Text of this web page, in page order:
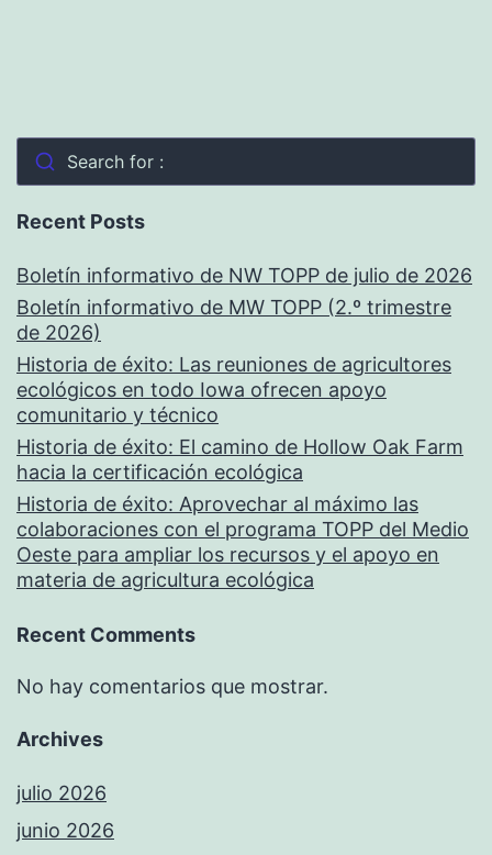
Search for :
Recent Posts
Boletín informativo de NW TOPP de julio de 2026
Boletín informativo de MW TOPP (2.º trimestre
de 2026)
Historia de éxito: Las reuniones de agricultores
ecológicos en todo Iowa ofrecen apoyo
comunitario y técnico
Historia de éxito: El camino de Hollow Oak Farm
hacia la certificación ecológica
Historia de éxito: Aprovechar al máximo las
colaboraciones con el programa TOPP del Medio
Oeste para ampliar los recursos y el apoyo en
materia de agricultura ecológica
Recent Comments
No hay comentarios que mostrar.
Archives
julio 2026
junio 2026